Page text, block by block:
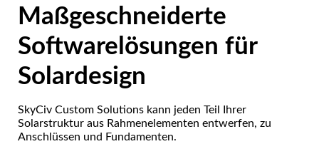
Maßgeschneiderte
Softwarelösungen für
Solardesign
SkyCiv Custom Solutions kann jeden Teil Ihrer
Solarstruktur aus Rahmenelementen entwerfen, zu
Anschlüssen und Fundamenten.